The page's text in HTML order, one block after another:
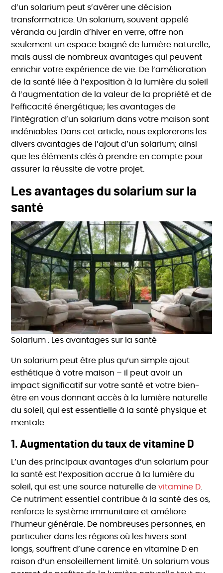
d’un solarium peut s’avérer une décision
transformatrice. Un solarium, souvent appelé
véranda ou jardin d’hiver en verre, offre non
seulement un espace baigné de lumière naturelle,
mais aussi de nombreux avantages qui peuvent
enrichir votre expérience de vie. De l’amélioration
de la santé liée à l’exposition à la lumière du soleil
à l’augmentation de la valeur de la propriété et de
l’efficacité énergétique; les avantages de
l’intégration d’un solarium dans votre maison sont
indéniables. Dans cet article, nous explorerons les
divers avantages de l’ajout d’un solarium; ainsi
que les éléments clés à prendre en compte pour
assurer la réussite de votre projet.
Les avantages du solarium sur la
santé
Solarium : Les avantages sur la santé
Un solarium peut être plus qu’un simple ajout
esthétique à votre maison – il peut avoir un
impact significatif sur votre santé et votre bien-
être en vous donnant accès à la lumière naturelle
du soleil, qui est essentielle à la santé physique et
mentale.
1. Augmentation du taux de vitamine D
L’un des principaux avantages d’un solarium pour
la santé est l’exposition accrue à la lumière du
soleil, qui est une source naturelle devitamine D
Ce nutriment essentiel contribue à la santé des os,
renforce le système immunitaire et améliore
l’humeur générale. De nombreuses personnes, en
particulier dans les régions où les hivers sont
longs, souffrent d’une carence en vitamine D en
raison d’un ensoleillement limité. Un solarium vous